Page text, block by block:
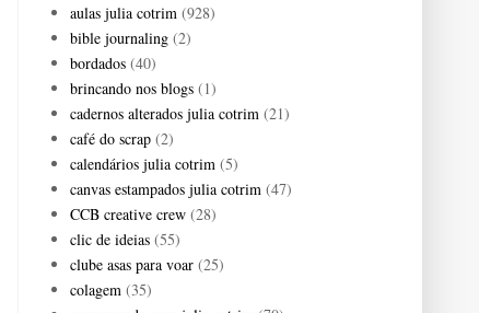
aulas julia cotrim (928)
bible journaling (2)
bordados (40)
brincando nos blogs (1)
cadernos alterados julia cotrim (21)
café do scrap (2)
calendários julia cotrim (5)
canvas estampados julia cotrim (47)
CCB creative crew (28)
clic de ideias (55)
clube asas para voar (25)
colagem (35)